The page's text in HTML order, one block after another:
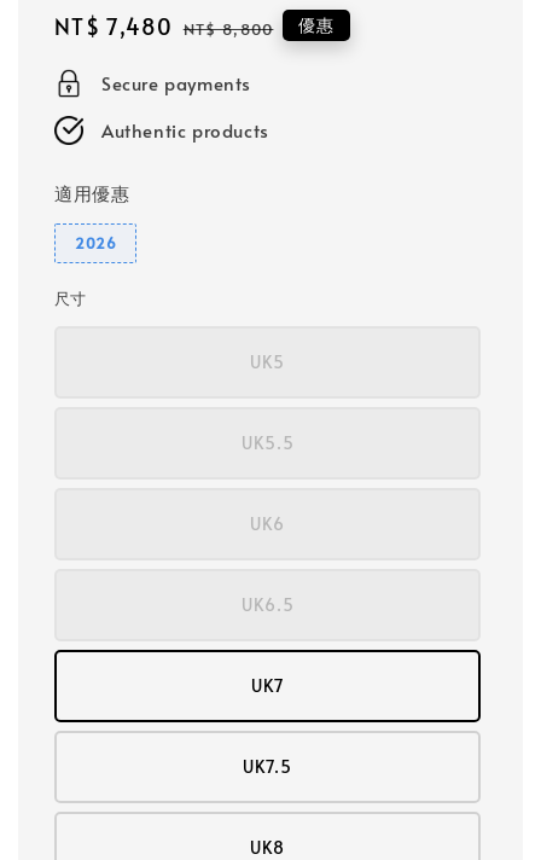
Sale
NT$ 7,480 Regular
NT$ 8,800 優惠
Secure payments
Authentic products
適用優惠
2026
尺寸
UK5
UK5.5
UK6
UK6.5
UK7
UK7.5
UK8